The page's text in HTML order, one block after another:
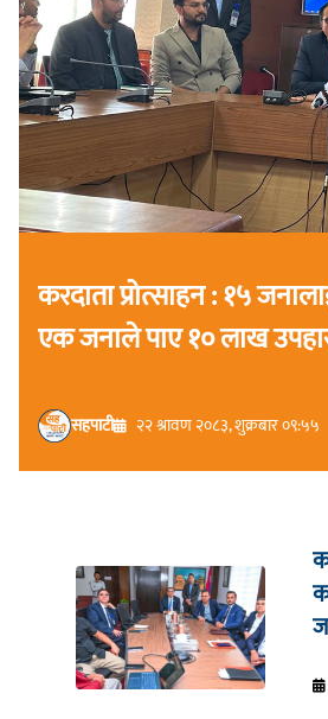
करदाता प्रोत्साहन : १५
एक जनाले पाए १० लाख
सहपाटी २२ श्रावण २०८३, शुक्रबार ०९:५५